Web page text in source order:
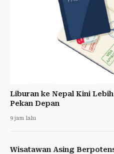
Liburan ke Nepal Kini
Pekan Depan
9 jam lalu
Wisatawan Asing